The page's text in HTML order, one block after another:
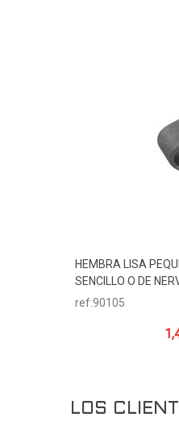
Añadir Al
HEMBRA LISA
SENCILLO O DE
ref:90105
LOS